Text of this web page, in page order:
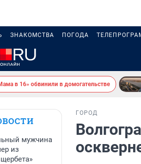
ЗНАКОМСТВА ПОГОДА
в 16» обвинили в домогательстве
мужчина
из
ГОРОД